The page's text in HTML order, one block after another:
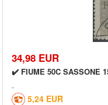
34,98 EUR
✔️ FIUME 50C SASSONE
5,24 EUR